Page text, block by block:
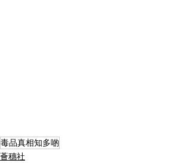
毒品真相知多啲
薈穗社